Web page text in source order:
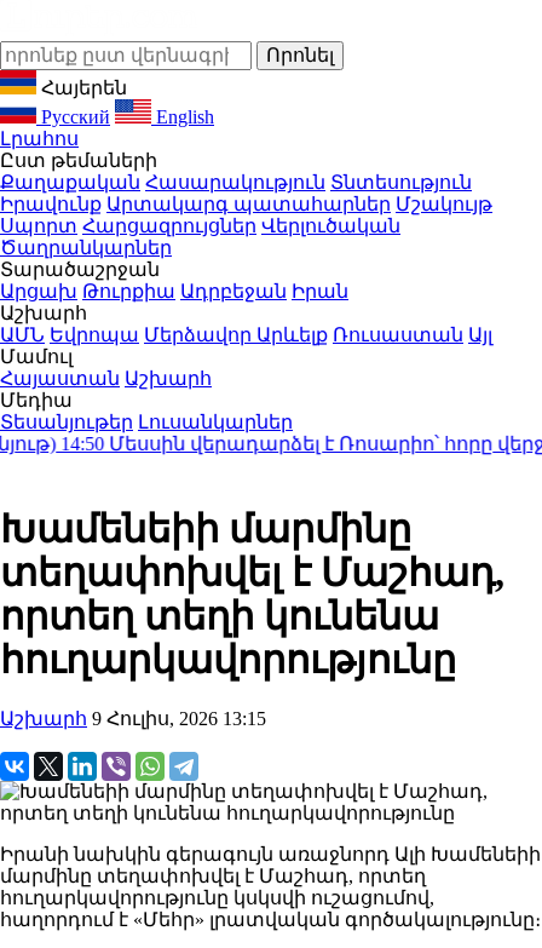
Հայերեն
Русский
English
Լրահոս
Ըստ թեմաների
Քաղաքական Հասարակություն Տնտեսություն
Իրավունք Արտակարգ պատահարներ Մշակույթ
Սպորտ Հարցազրույցներ Վերլուծական
Ծաղրանկարներ
Տարածաշրջան
Արցախ Թուրքիա Ադրբեջան Իրան
Աշխարհ
ԱՄՆ Եվրոպա Մերձավոր Արևելք Ռուսաստան Այլ
Մամուլ
Հայաստան Աշխարհ
Մեդիա
Տեսանյութեր Լուսանկարներ
14:50Մեսսին վերադարձել է Ռոսարիո՝ հորը
Խամենեիի մարմինը
տեղափոխվել է Մաշհադ,
որտեղ տեղի կունենա
հուղարկավորությունը
Աշխարհ 9 Հուլիս, 2026 13:15
Իրանի նախկին գերագույն առաջնորդ Ալի Խամենեիի
մարմինը տեղափոխվել է Մաշհադ, որտեղ
հուղարկավորությունը կսկսվի ուշացումով,
հաղորդում է «Մեհր» լրատվական գործակալությունը։